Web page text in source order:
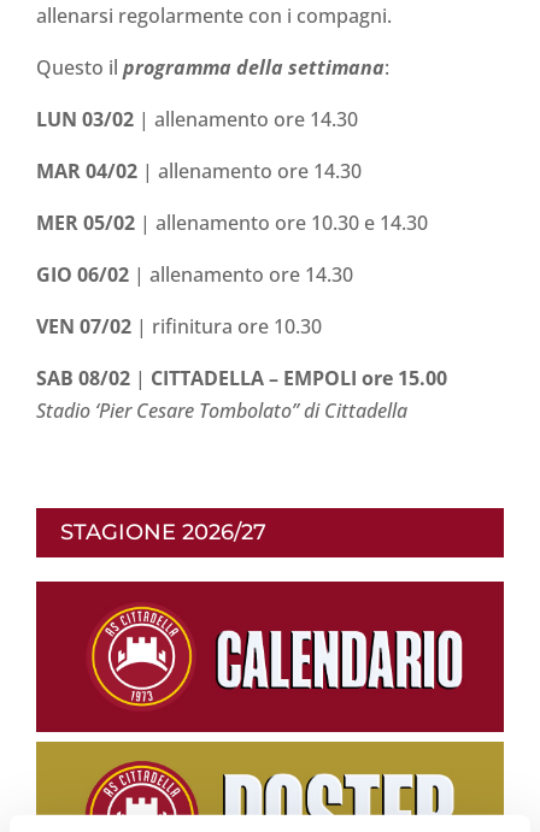
allenarsi regolarmente con i compagni.
Questo il programma della settimana:
LUN 03/02 | allenamento ore 14.30
MAR 04/02 | allenamento ore 14.30
MER 05/02 | allenamento ore 10.30 e 14.30
GIO 06/02 | allenamento ore 14.30
VEN 07/02 | rifinitura ore 10.30
SAB 08/02 | CITTADELLA– EMPOLI ore 15.00
Stadio ‘Pier Cesare Tombolato” di Cittadella
STAGIONE 2026/27